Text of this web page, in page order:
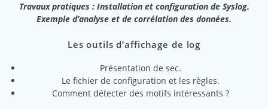
Travaux pratiques : Installation et configuration de Syslog.
Exemple d’analyse et de corrélation des données.
Les outils d’affichage de log
Présentation de sec.
Le fichier de configuration et les règles.
Comment détecter des motifs intéressants ?